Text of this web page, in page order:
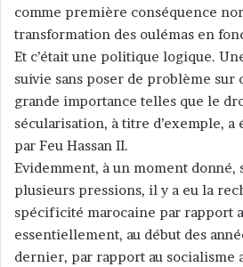
comme première conséquence
transformation des oulémas en
Et c’était une politique logique.
suivie sans poser de problème sur
grande importance telles que le
sécularisation, à titre d’exemple, a
par Feu Hassan II.
Evidemment, à un moment donné,
plusieurs pressions, il y a eu la
spécificité marocaine par rapport
essentiellement, au début des
dernier, par rapport au socialisme